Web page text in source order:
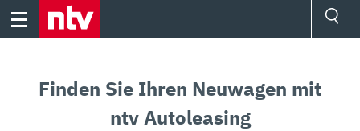
Skip
Finden Sie Ihren Neuwagen mit
ntv Autoleasing